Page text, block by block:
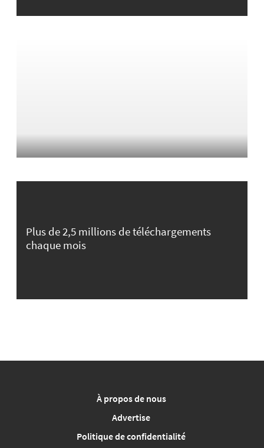
Plus de 2,5 millions de téléchargements
chaque mois
À propos de nous
Advertise
Politique de confidentialité